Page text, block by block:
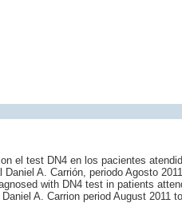
el test DN4 en los pacientes
A. Carrión, periodo Agosto
with DN4 test in patients
A. Carrion period August 2011 to